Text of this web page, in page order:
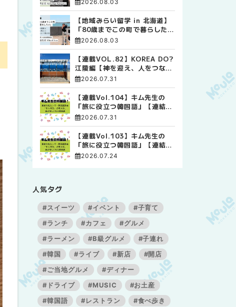
に吹かれて走る、僕の泥臭くて
自由な高校生活
2026.08.03
【地域みらい留学 in 北海道】
「80歳までこの町で暮らした
い」 標津高校で踏み出した、
私らしい生き方
2026.08.03
【連載VOL.82】KOREA DO?
江陵編【神を迎え、人をつなぐ
時間 ― 江陵端午祭 】
2026.07.31
【連載Vol.104】キム先生の
「旅に役立つ韓国語」【連結語
尾について その4】
2026.07.31
【連載Vol.103】キム先生の
「旅に役立つ韓国語」【連結語
尾について その3】
2026.07.24
人気タグ
#スイーツ #イベント
#子育て
#ランチ
#カフェ
#グルメ
#ラーメン
#B級グルメ
#子連れ
#韓国
#ライブ #新店
#開店
#ご当地グルメ
#ディナー
#ドライブ
#MUSIC
#お土産
#韓国語
#レストラン
#食べ歩き